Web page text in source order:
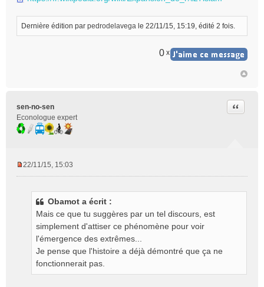
Dernière édition par pedrodelavega le 22/11/15, 15:19, édité 2 fois.
0 x
sen-no-sen
Econologue expert
Citer
22/11/15, 15:03
Obamot a écrit :
Mais ce que tu suggères par un tel discours, est
simplement d'attiser ce phénomène pour voir
l'émergence des extrêmes...
Je pense que l'histoire a déjà démontré que ça ne
fonctionnerait pas.